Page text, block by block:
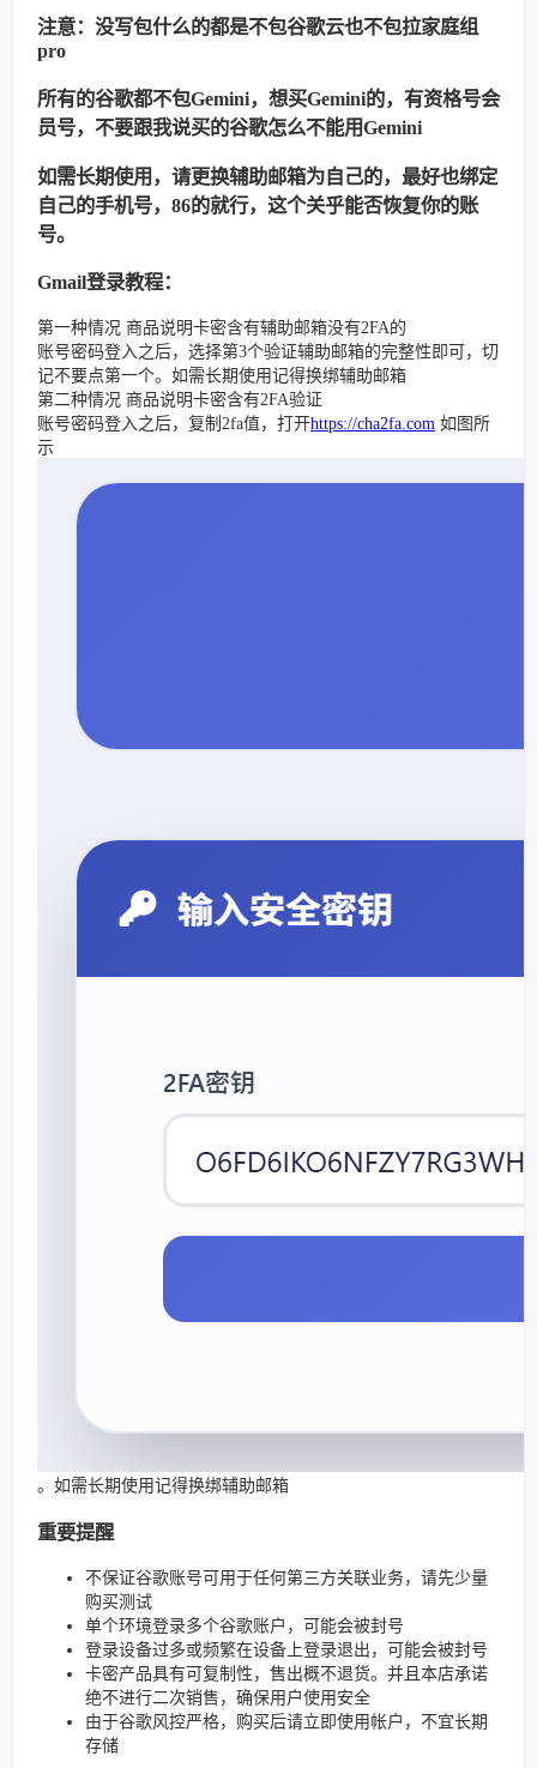
注意：没写包什么的都是不包谷歌云也不包拉家庭组
pro
所有的谷歌都不包Gemini，想买Gemini的，有资格号会
员号，不要跟我说买的谷歌怎么不能用Gemini
如需长期使用，请更换辅助邮箱为自己的，最好也绑定
自己的手机号，86的就行，这个关乎能否恢复你的账
号。
Gmail登录教程：
第一种情况 商品说明卡密含有辅助邮箱没有2FA的
账号密码登入之后，选择第3个验证辅助邮箱的完整性即可，切
记不要点第一个。如需长期使用记得换绑辅助邮箱
第二种情况 商品说明卡密含有2FA验证
账号密码登入之后，复制2fa值，打开https://cha2fa.com 如图所
示
。如需长期使用记得换绑辅助邮箱
重要提醒
不保证谷歌账号可用于任何第三方关联业务，请先少量
购买测试
单个环境登录多个谷歌账户，可能会被封号
登录设备过多或频繁在设备上登录退出，可能会被封号
卡密产品具有可复制性，售出概不退货。并且本店承诺
绝不进行二次销售，确保用户使用安全
由于谷歌风控严格，购买后请立即使用帐户，不宜长期
存储